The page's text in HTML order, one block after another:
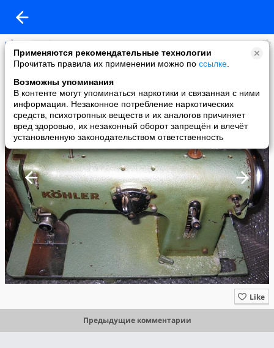
Применяются рекомендательные технологии
Прочитать правила их применении можно по ссылке
Возможны упоминания
В контенте могут упоминаться наркотики и связанная с ними
информация. Незаконное потребление наркотических
средств, психотропных веществ и их аналогов причиняет
вред здоровью, их незаконный оборот запрещён и влечёт
установленную законодательством ответственность
Andrey K.
added a photo
28 Jan в 15:35
Like
Предыдущие комментарии